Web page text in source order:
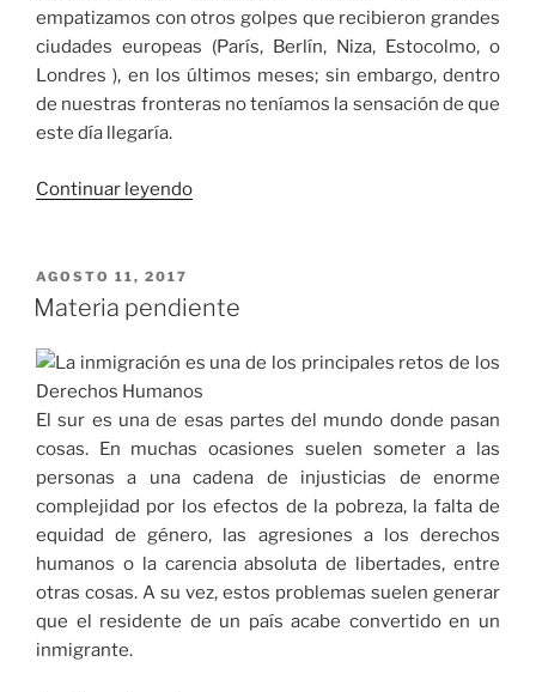
empatizamos con otros golpes que recibieron grandes
ciudades europeas (París, Berlín, Niza, Estocolmo, o
Londres ), en los últimos meses; sin embargo, dentro
de nuestras fronteras no teníamos la sensación de que
este día llegaría.
Continuar leyendo«Tan
cerca»
PUBLICADO
EL
AGOSTO 11, 2017
Materia pendiente
El sur es una de esas partes del mundo donde pasan
cosas. En muchas ocasiones suelen someter a las
personas a una cadena de injusticias de enorme
complejidad por los efectos de la pobreza, la falta de
equidad de género, las agresiones a los derechos
humanos o la carencia absoluta de libertades, entre
otras cosas. A su vez, estos problemas suelen generar
que el residente de un país acabe convertido en un
inmigrante.